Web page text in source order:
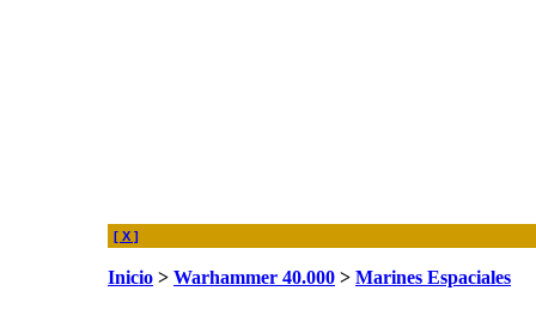
[ X ]
Inicio > Warhammer 40.000 > Marines Espaciales